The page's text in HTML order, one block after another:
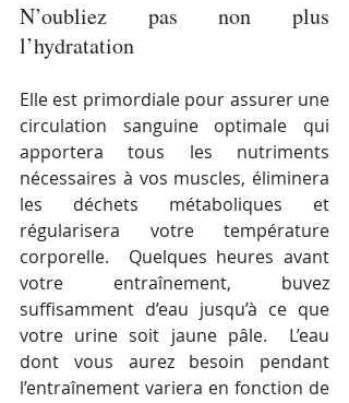
N’oubliez pas non plus
l’hydratation
Elle est primordiale pour assurer une
circulation sanguine optimale qui
apportera tous les nutriments
nécessaires à vos muscles, éliminera
les déchets métaboliques et
régularisera votre température
corporelle.  Quelques heures avant
votre entraînement, buvez
suffisamment d’eau jusqu’à ce que
votre urine soit jaune pâle.  L’eau
dont vous aurez besoin pendant
l’entraînement variera en fonction de